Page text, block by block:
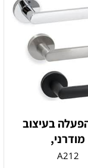
בעיצוב
מודרני,
A212